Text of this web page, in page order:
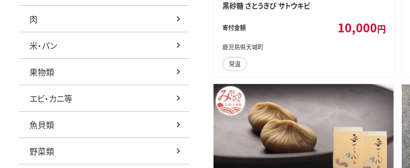
肉
米・パン
果物類
エビ・カニ等
魚貝類
野菜類
黒砂糖 さとうきび サトウキビ
寄付金額 10,000円
鹿児島県天城町
常温